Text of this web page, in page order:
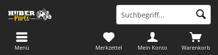
Warenkorb
Merkzettel Mein Konto
Menü